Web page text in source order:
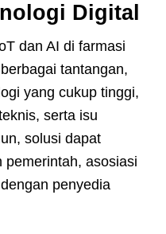
Digital
dan AI di farmasi
tantangan,
yang cukup tinggi,
serta isu
solusi dapat
pemerintah, asosiasi
penyedia